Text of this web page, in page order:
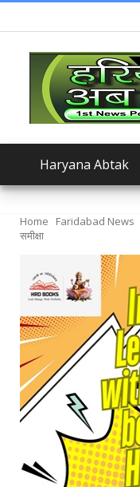
Haryana Abtak
Home Faridabad News
समीक्षा